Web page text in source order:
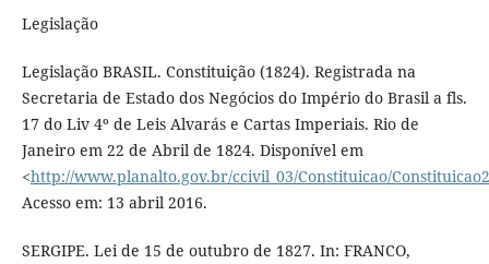
Legislação
Legislação BRASIL. Constituição (1824). Registrada na
Secretaria de Estado dos Negócios do Império do Brasil a fls.
17 do Liv 4º de Leis Alvarás e Cartas Imperiais. Rio de
Janeiro em 22 de Abril de 1824. Disponível em
<http://www.planalto.gov.br/ccivil_03/Constituicao/
Acesso em: 13 abril 2016.
SERGIPE. Lei de 15 de outubro de 1827. In: FRANCO,